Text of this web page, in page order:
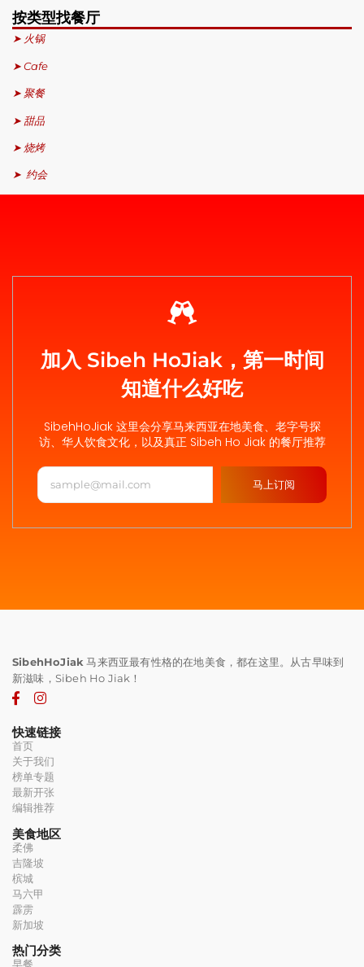
按类型找餐厅
➤ 火锅
➤ Cafe
➤ 聚餐
➤ 甜品
➤ 烧烤
➤ 约会
加入 Sibeh HoJiak，第一时间
知道什么好吃
SibehHoJiak 这里会分享马来西亚在地美食、老字号探
访、华人饮食文化，以及真正 Sibeh Ho Jiak 的餐厅推荐
马上订阅
SibehHoJiak 马来西亚最有性格的在地美食，都在这里。从古早味到
新滋味，Sibeh Ho Jiak！
快速链接
首页
关于我们
榜单专题
最新开张
编辑推荐
美食地区
柔佛
吉隆坡
槟城
马六甲
霹雳
新加坡
热门分类
早餐